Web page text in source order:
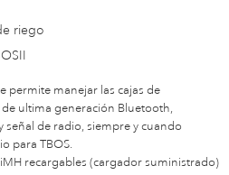
riego
permite manejar las cajas de
ultima generación Bluetooth,
de radio, siempre y cuando
para TBOS.
recargables (cargador suministrado)